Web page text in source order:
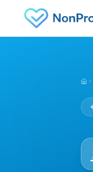
Vai al contenuto